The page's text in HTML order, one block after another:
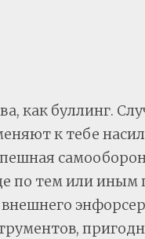
как буллинг.
к тебе
по тем или иным